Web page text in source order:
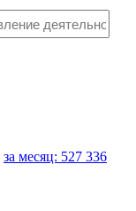
за месяц: 527 336